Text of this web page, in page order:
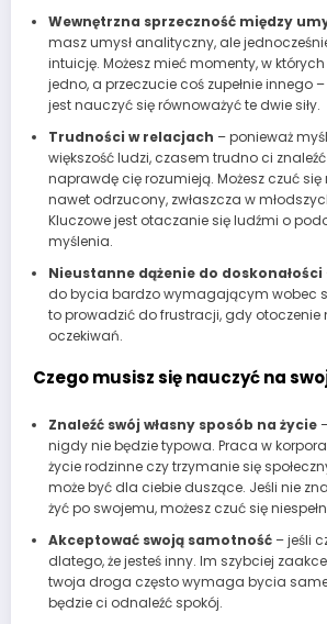
Wewnętrzna sprzeczność między
masz umysł analityczny, ale
intuicję. Możesz mieć momenty, w
jedno, a przeczucie coś zupełnie innego
jest nauczyć się równoważyć te dwie siły.
Trudności w relacjach – ponieważ
większość ludzi, czasem trudno ci
naprawdę cię rozumieją. Możesz czuć
nawet odrzucony, zwłaszcza w
Kluczowe jest otaczanie się ludźmi o
myślenia.
Nieustanne dążenie do doskonałości
do bycia bardzo wymagającym wobec
to prowadzić do frustracji, gdy otoczenie
oczekiwań.
Czego musisz się nauczyć na
Znaleźć swój własny sposób na życie
nigdy nie będzie typowa. Praca w
życie rodzinne czy trzymanie się
może być dla ciebie duszące. Jeśli nie
żyć po swojemu, możesz czuć się
Akceptować swoją samotność– jeśli
dlatego, że jesteś inny. Im szybciej
twoja droga często wymaga bycia
będzie ci odnaleźć spokój.